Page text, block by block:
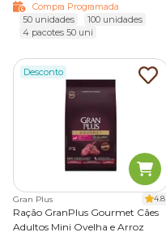
Compra Programada
50 unidades
100 unidades
4 pacotes 50 uni
Desconto
Gran Plus 4.8
Ração GranPlus Gourmet Cães
Adultos Mini Ovelha e Arroz